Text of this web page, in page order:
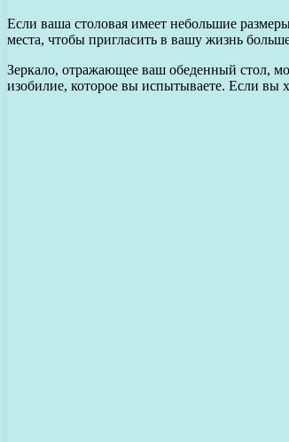
Если ваша столовая имеет небольшие
места, чтобы пригласить в вашу жизнь
Зеркало, отражающее ваш обеденный стол,
изобилие, которое вы испытываете. Если вы